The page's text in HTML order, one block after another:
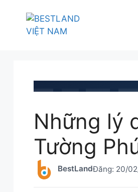
BESTLAND.VN•TIN
Những lý
Tường
BestLandĐăng: 20/